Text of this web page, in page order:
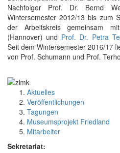
Nachfolger Prof. Dr. Bernd
Wintersemester 2012/13 bis zum
der Arbeitskreis gemeinsam
(Hannover) und Prof. Dr. Petra
Seit dem Wintersemester 2016/17
von Prof. Schumann und Prof.
Aktuelles
Veröffentlichungen
Tagungen
Museumsprojekt Friedland
Mitarbeiter
Sekretariat: